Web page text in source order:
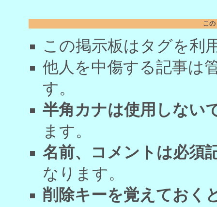
こ
この掲示板はタグを利
他人を中傷する記事は
す。
半角カナは使用しない
ます。
名前、コメントは必須
なります。
削除キーを覚えておく